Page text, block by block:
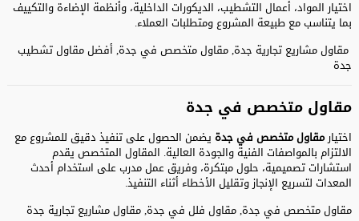
اختيار المواد، أعمال التشطيب، الديكورات الداخلية، وأنظمة الإضاءة والتكييف
بما يتناسب مع طبيعة المشروع ومتطلبات العملاء.
مقاول مشاريع تجارية جدة, مقاول متخصص في جدة, أفضل مقاول تشطيب
جدة
مقاول متخصص في جدة
اختيارمقاول متخصص في جدة يضمن الحصول على تنفيذ دقيق للمشروع مع
الالتزام بالمواصفات الفنية والجودة العالية. المقاول المتخصص يقدم
استشارات تصميمية، حلول مبتكرة، وفريق عمل مدرب على استخدام أحدث
المعدات لتسريع الإنجاز وتقليل الأخطاء أثناء التنفيذ.
مقاول متخصص في جدة, مقاول فلل في جدة, مقاول مشاريع تجارية جدة